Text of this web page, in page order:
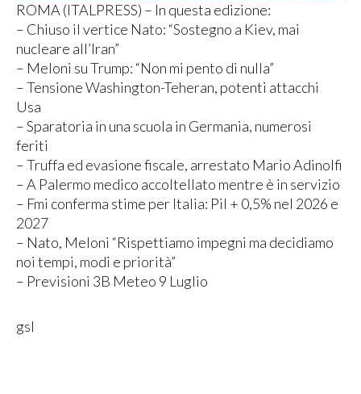
ROMA (ITALPRESS) – In questa edizione:
– Chiuso il vertice Nato: “Sostegno a Kiev, mai
nucleare all’Iran”
– Meloni su Trump: “Non mi pento di nulla”
– Tensione Washington-Teheran, potenti attacchi
Usa
– Sparatoria in una scuola in Germania, numerosi
feriti
– Truffa ed evasione fiscale, arrestato Mario Adinolfi
– A Palermo medico accoltellato mentre è in servizio
– Fmi conferma stime per Italia: Pil + 0,5% nel 2026 e
2027
– Nato, Meloni “Rispettiamo impegni ma decidiamo
noi tempi, modi e priorità”
– Previsioni 3B Meteo 9 Luglio
gsl